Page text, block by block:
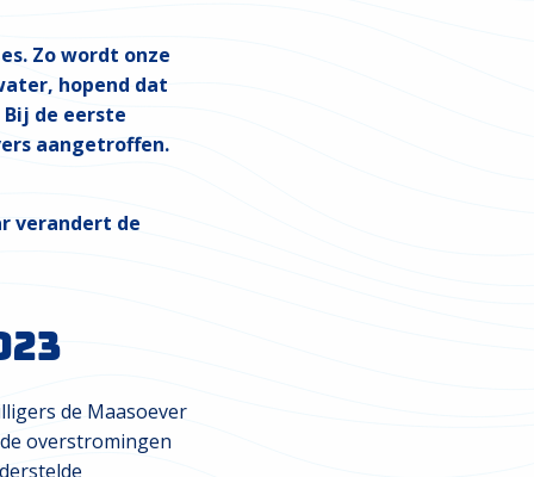
Zo wordt onze
hopend dat
de eerste
aangetroffen.
verandert de
de Maasoever
overstromingen